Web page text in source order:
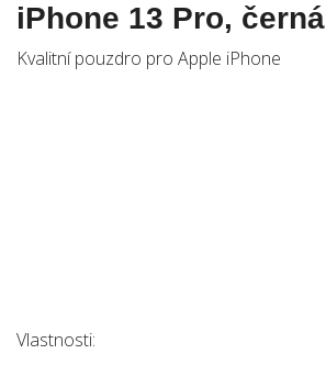
iPhone 13 Pro, černá
Kvalitní pouzdro pro Apple iPhone
Vlastnosti: